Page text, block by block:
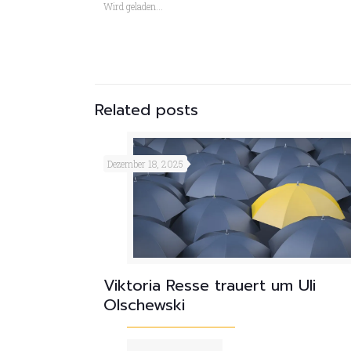
neuemneuem
Wird geladen...
Related posts
Dezember 18, 2025
Viktoria Resse trauert um Uli
Olschewski